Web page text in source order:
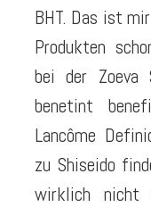
BHT. Das ist
Produkten
bei der Zoeva
benetint
Lancôme
zu Shiseido
wirklich nicht